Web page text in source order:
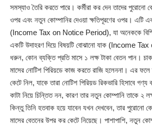
সমস্যাও তৈরি করতে পারে। কর্মীরা কর দেন তাদের পুরোনো
ওপর এবং নতুন কোম্পানির দেওয়া ক্ষতিপূরণের ওপর। এটি
(Income Tax on Notice Period), যা অনেককে
একটি উদাহরণ দিয়ে বিষয়টি বোঝানো যাক (Income
ধরুন, কোন ব্যক্তি প্রতি মাসে ১ লক্ষ টাকা বেতন পান।
মাসের নোটিশ পিরিয়ডে কাজ করতে রাজি হলেননা। এর ফলে
কেটে নিল, যাকে তারা নোটিশ পিরিয়ড রিকভারি হিসাবে
কাটা নিয়ে চিন্তিত নন, কারণ তার নতুন কোম্পানি তাকে ২
কিন্তু তিনি হতবাক হয়ে যাবেন যখন দেখবেন, তার পুরোনো
মাসের বেতনের উপর কর কেটে নিয়েছে। পাশাপাশি, নতুন